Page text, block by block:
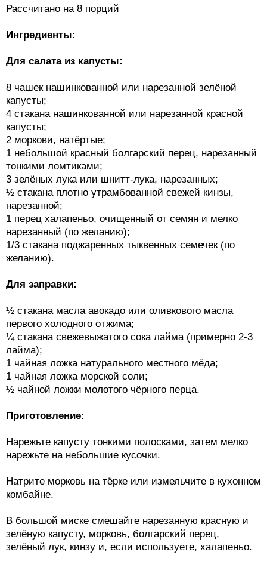
Рассчитано на 8 порций
Ингредиенты:
Для салата из капусты:
8 чашек нашинкованной или нарезанной зелёной
капусты;
4 стакана нашинкованной или нарезанной красной
капусты;
2 моркови, натёртые;
1 небольшой красный болгарский перец, нарезанный
тонкими ломтиками;
3 зелёных лука или шнитт-лука, нарезанных;
½ стакана плотно утрамбованной свежей кинзы,
нарезанной;
1 перец халапеньо, очищенный от семян и мелко
нарезанный (по желанию);
1/3 стакана поджаренных тыквенных семечек (по
желанию).
Для заправки:
½ стакана масла авокадо или оливкового масла
первого холодного отжима;
¼ стакана свежевыжатого сока лайма (примерно 2-3
лайма);
1 чайная ложка натурального местного мёда;
1 чайная ложка морской соли;
½ чайной ложки молотого чёрного перца.
Приготовление:
Нарежьте капусту тонкими полосками, затем мелко
нарежьте на небольшие кусочки.
Натрите морковь на тёрке или измельчите в кухонном
комбайне.
В большой миске смешайте нарезанную красную и
зелёную капусту, морковь, болгарский перец,
зелёный лук, кинзу и, если используете, халапеньо.